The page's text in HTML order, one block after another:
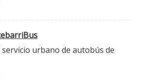
urbano de autobús de